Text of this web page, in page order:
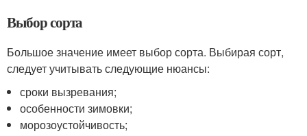
Выбор сорта
Большое значение имеет выбор сорта. Выбирая сорт,
следует учитывать следующие нюансы:
сроки вызревания;
особенности зимовки;
морозоустойчивость;